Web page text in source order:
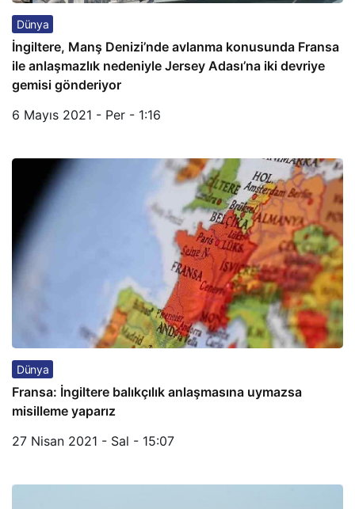
Dünya
İngiltere, Manş Denizi’nde avlanma konusunda Fransa
ile anlaşmazlık nedeniyle Jersey Adası’na iki devriye
gemisi gönderiyor
6 Mayıs 2021 - Per - 1:16
Dünya
Fransa: İngiltere balıkçılık anlaşmasına uymazsa
misilleme yaparız
27 Nisan 2021 - Sal - 15:07